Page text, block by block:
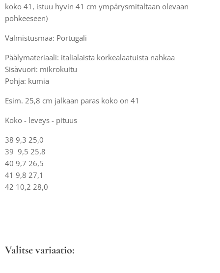
koko 41, istuu hyvin 41 cm ympärysmitaltaan olevaan
pohkeeseen)
Valmistusmaa: Portugali
Päälymateriaali: italialaista korkealaatuista nahkaa
Sisävuori: mikrokuitu
Pohja: kumia
Esim. 25,8 cm jalkaan paras koko on 41
Koko - leveys - pituus
38 9,3 25,0
39 9,5 25,8
40 9,7 26,5
41 9,8 27,1
42 10,2 28,0
Valitse variaatio: